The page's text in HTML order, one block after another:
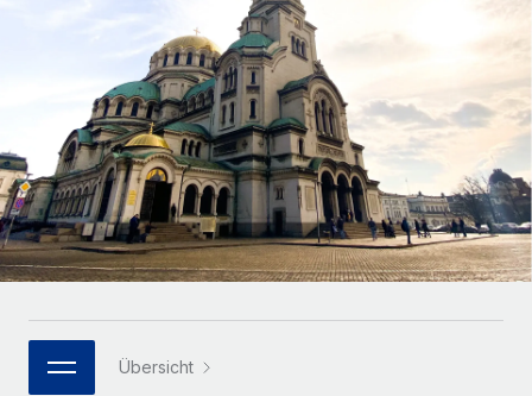
Auslagern von komplexen HR-Aufgaben
INFRASTRUKTUR
Remote Embedded
Nahtlose Integration der HR in bestehende Abläufe
Plattform
Integrierte HR-Kernfunktionen für dein Team
MCP
Agile HR- und Payroll-Lösungen für wachsende
Unternehmen
Mittelstand
Maßgeschneiderte HR-Lösungen, um Teams zu
vergrößern
Enterprise
Globale HR für Konzerne und Großunternehmen
PARTNER WERDEN
Informationen zu möglichen Währungen und
Abwicklungsfristen für globale Freelancer:innen
LERNEN MIT REMOTE
Forschung und Leitfäden
Fallstudien
HR-Glossar
Bibliothek für Stellenbeschreibungen
Español
Italiano
Português (Portugal)
한국어 Übersicht